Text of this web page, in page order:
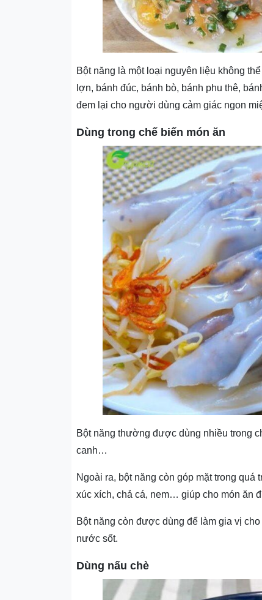
Bột năng là một loại nguyên liệu không
lợn, bánh đúc, bánh bò, bánh phu thê,
đem lại cho người dùng cảm giác ngon
Dùng trong chế biến món ăn
Bột năng thường được dùng nhiều trong
canh…
Ngoài ra, bột năng còn góp mặt trong
xúc xích, chả cá, nem… giúp cho món ăn
Bột năng còn được dùng để làm gia vị
nước sốt.
Dùng nấu chè